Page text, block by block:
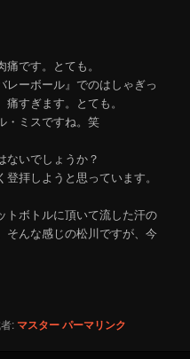
です。とても。
レーボール』でのはしゃぎっ
すぎます。とても。
・ミスですね。笑
ないでしょうか？
拝しようと思っています。
トボトルに頂いて流した汗の
そんな感じの松川ですが、今
: マスターパーマリンク